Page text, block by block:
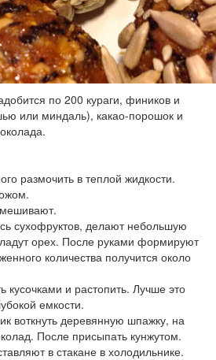
по 200 кураги, фиников и
или миндаль), какао-порошок и
размочить в теплой жидкости.
сухофруктов, делают небольшую
орех. После руками формируют
количества получится около
кусочками и растопить. Лучше это
емкости.
воткнуть деревянную шпажку, на
После присыпать кунжутом.
в стакане в холодильнике.